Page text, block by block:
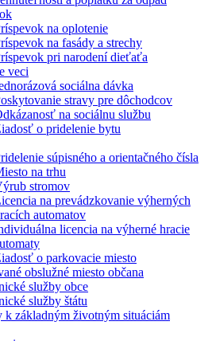
na oplotenie
na fasády a strechy
pri narodení dieťaťa
veci
sociálna dávka
stravy pre dôchodcov
na sociálnu službu
o pridelenie bytu
súpisného a orientačného čísla
na trhu
stromov
na prevádzkovanie výherných
automatov
licencia na výherné hracie
o parkovacie miesto
obslužné miesto občana
služby obce
služby štátu
k základným životným situáciám